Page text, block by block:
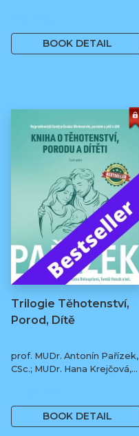
BOOK DETAIL
Trilogie Těhotenství,
Porod, Dítě
prof. MUDr. Antonín Pařízek,
CSc.; MUDr. Hana Krejčová,
Tomáš Honzík, Ph.D. a kol.
BOOK DETAIL